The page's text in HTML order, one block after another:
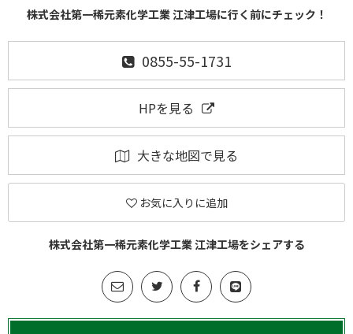
株式会社第一稀元素化学工業 江津工場に行く前にチェック！
0855-55-1731
HPを見る
大きな地図で見る
お気に入りに追加
株式会社第一稀元素化学工業 江津工場をシェアする